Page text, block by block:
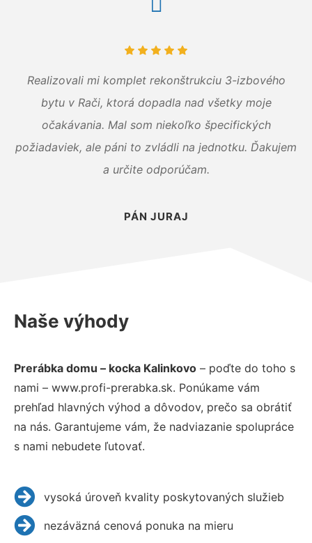
Realizovali mi komplet rekonštrukciu 3-izbového
bytu v Rači, ktorá dopadla nad všetky moje
očakávania. Mal som niekoľko špecifických
požiadaviek, ale páni to zvládli na jednotku. Ďakujem
a určite odporúčam.
PÁN JURAJ
Naše výhody
Prerábka domu – kocka Kalinkovo – poďte do toho s
nami – www.profi-prerabka.sk. Ponúkame vám
prehľad hlavných výhod a dôvodov, prečo sa obrátiť
na nás. Garantujeme vám, že nadviazanie spolupráce
s nami nebudete ľutovať.
vysoká úroveň kvality poskytovaných služieb
nezáväzná cenová ponuka na mieru